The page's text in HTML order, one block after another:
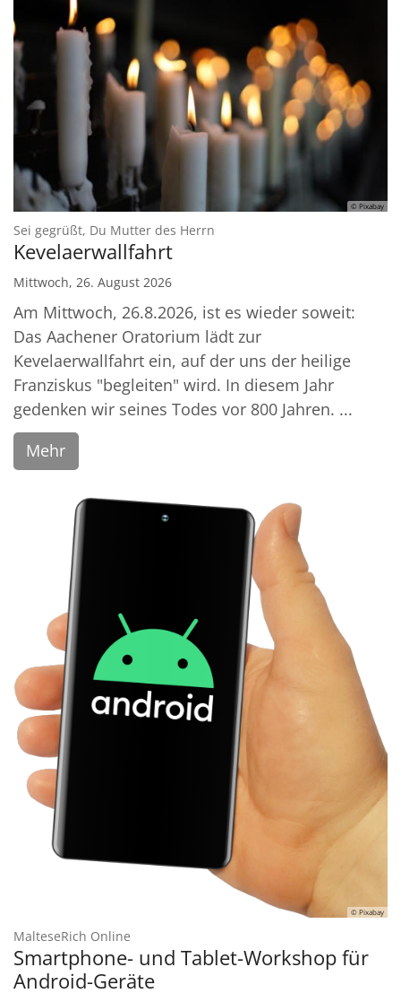
© Pixabay
Sei gegrüßt, Du Mutter des Herrn
Kevelaerwallfahrt
Mittwoch, 26. August 2026
Am Mittwoch, 26.8.2026, ist es wieder soweit:
Das Aachener Oratorium lädt zur
Kevelaerwallfahrt ein, auf der uns der heilige
Franziskus "begleiten" wird. In diesem Jahr
gedenken wir seines Todes vor 800 Jahren. ...
Mehr
© Pixabay
MalteseRich Online
Smartphone- und Tablet-Workshop für
Android-Geräte